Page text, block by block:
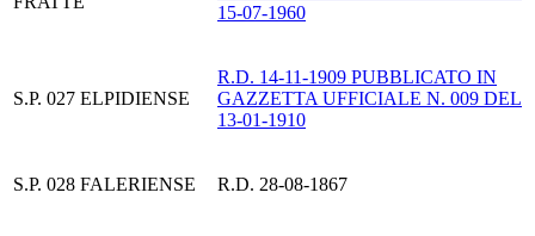
15-07-1960
S.P. 027 ELPIDIENSE
R.D. 14-11-1909 PUBBLICATO IN
GAZZETTA UFFICIALE N. 009 DEL
13-01-1910
S.P. 028 FALERIENSE R.D. 28-08-1867